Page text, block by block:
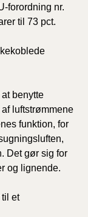
forordning nr.
til 73 pct.
benytte
luftstrømmene
funktion, for
Det gør sig for
og lignende.
et